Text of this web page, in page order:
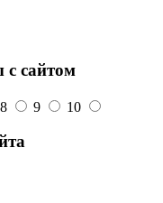
с сайтом
8 9 10